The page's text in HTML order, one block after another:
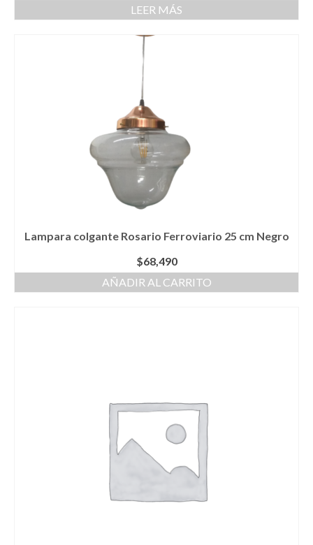
LEER MÁS
Lampara colgante Rosario Ferroviario 25 cm Negro
$68,490
AÑADIR AL CARRITO